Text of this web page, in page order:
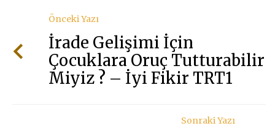
Önceki Yazı
İrade Gelişimi İçin
Çocuklara Oruç Tutturabilir
Miyiz ? – İyi Fikir TRT1
Sonraki Yazı